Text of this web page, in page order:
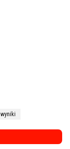
wyniki